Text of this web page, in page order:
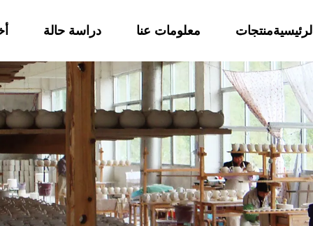
منتجات معلومات عنا دراسة حالة